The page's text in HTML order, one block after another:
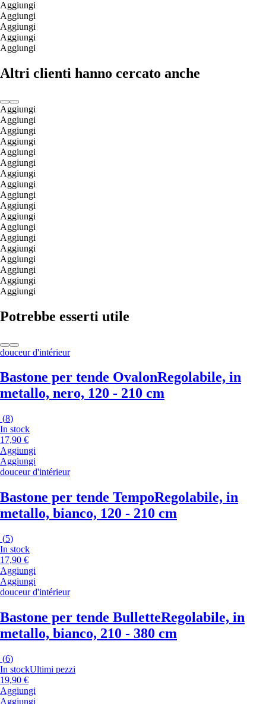
Aggiungi
Aggiungi
Aggiungi
Aggiungi
Aggiungi
Altri clienti hanno cercato anche
Aggiungi
Aggiungi
Aggiungi
Aggiungi
Aggiungi
Aggiungi
Aggiungi
Aggiungi
Aggiungi
Aggiungi
Aggiungi
Aggiungi
Aggiungi
Aggiungi
Aggiungi
Aggiungi
Aggiungi
Aggiungi
Potrebbe esserti utile
douceur d'intérieur
Bastone per tende OvalonRegolabile, in
metallo, nero, 120 - 210 cm
(8)
In stock
17,90 €
Aggiungi
Aggiungi
douceur d'intérieur
Bastone per tende TempoRegolabile, in
metallo, bianco, 120 - 210 cm
(5)
In stock
17,90 €
Aggiungi
Aggiungi
douceur d'intérieur
Bastone per tende BulletteRegolabile, in
metallo, bianco, 210 - 380 cm
(6)
In stockUltimi pezzi
19,90 €
Aggiungi
Aggiungi